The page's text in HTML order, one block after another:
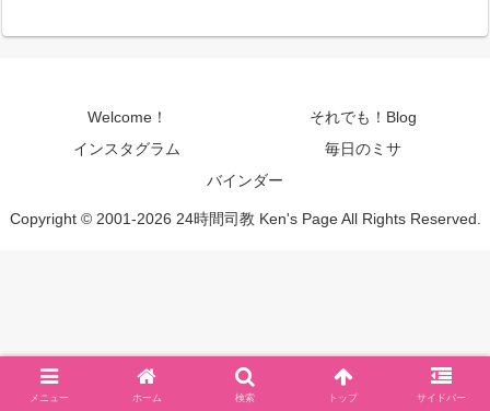
Welcome！
それでも！Blog
インスタグラム
毎日のミサ
バインダー
Copyright © 2001-2026 24時間司教 Ken's Page All Rights Reserved.
メニュー ホーム 検索 トップ サイドバー